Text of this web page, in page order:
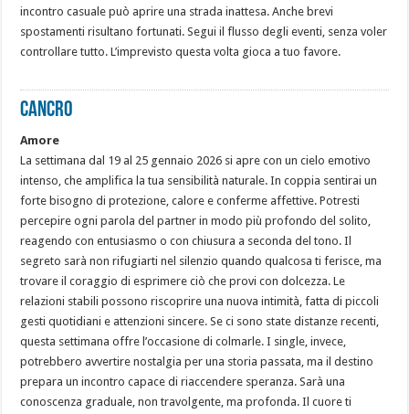
incontro casuale può aprire una strada inattesa. Anche brevi
spostamenti risultano fortunati. Segui il flusso degli eventi, senza voler
controllare tutto. L’imprevisto questa volta gioca a tuo favore.
CANCRO
Amore
La settimana dal 19 al 25 gennaio 2026 si apre con un cielo emotivo
intenso, che amplifica la tua sensibilità naturale. In coppia sentirai un
forte bisogno di protezione, calore e conferme affettive. Potresti
percepire ogni parola del partner in modo più profondo del solito,
reagendo con entusiasmo o con chiusura a seconda del tono. Il
segreto sarà non rifugiarti nel silenzio quando qualcosa ti ferisce, ma
trovare il coraggio di esprimere ciò che provi con dolcezza. Le
relazioni stabili possono riscoprire una nuova intimità, fatta di piccoli
gesti quotidiani e attenzioni sincere. Se ci sono state distanze recenti,
questa settimana offre l’occasione di colmarle. I single, invece,
potrebbero avvertire nostalgia per una storia passata, ma il destino
prepara un incontro capace di riaccendere speranza. Sarà una
conoscenza graduale, non travolgente, ma profonda. Il cuore ti